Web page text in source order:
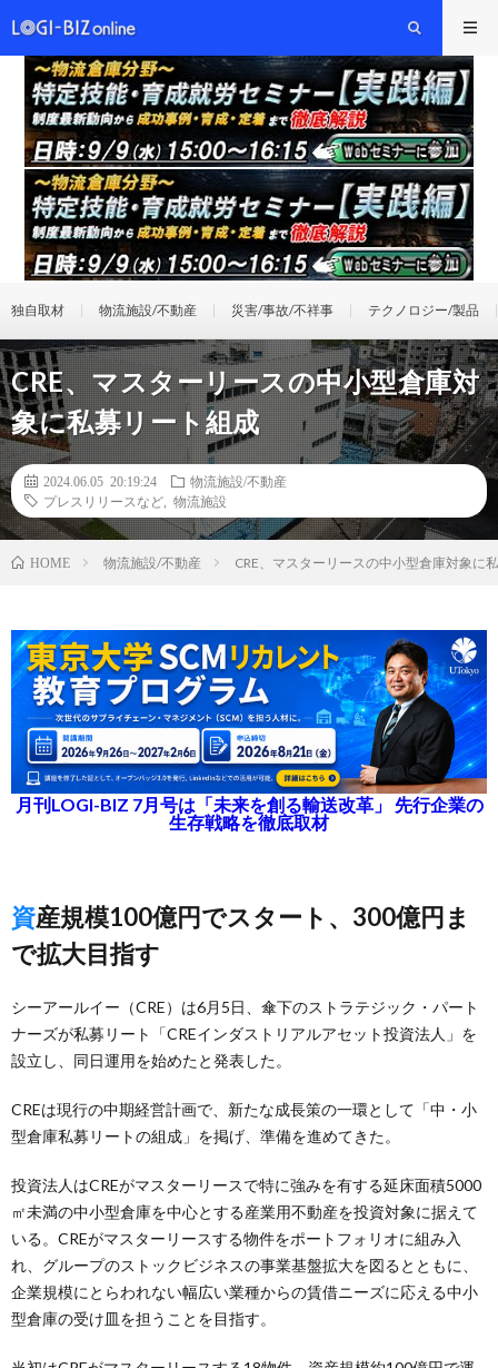
独自取材 物流施設/不動産 災害/事故/不祥事 テクノロジー/製品
CRE、マスターリースの中小型倉庫対
象に私募リート組成
2024.06.05 20:19:24
物流施設/不動産
プレスリリースなど
物流施設
HOME 物流施設/不動産 CRE、マスターリースの中小型倉庫対象に
月刊LOGI-BIZ 7月号は「未来を創る輸送改革」 先行企業の
生存戦略を徹底取材
資産規模100億円でスタート、300億円ま
で拡大目指す
シーアールイー（CRE）は6月5日、傘下のストラテジック・パート
ナーズが私募リート「CREインダストリアルアセット投資法人」を
設立し、同日運用を始めたと発表した。
CREは現行の中期経営計画で、新たな成長策の一環として「中・小
型倉庫私募リートの組成」を掲げ、準備を進めてきた。
投資法人はCREがマスターリースで特に強みを有する延床面積5000
㎡未満の中小型倉庫を中心とする産業用不動産を投資対象に据えて
いる。CREがマスターリースする物件をポートフォリオに組み入
れ、グループのストックビジネスの事業基盤拡大を図るとともに、
企業規模にとらわれない幅広い業種からの賃借ニーズに応える中小
型倉庫の受け皿を担うことを目指す。